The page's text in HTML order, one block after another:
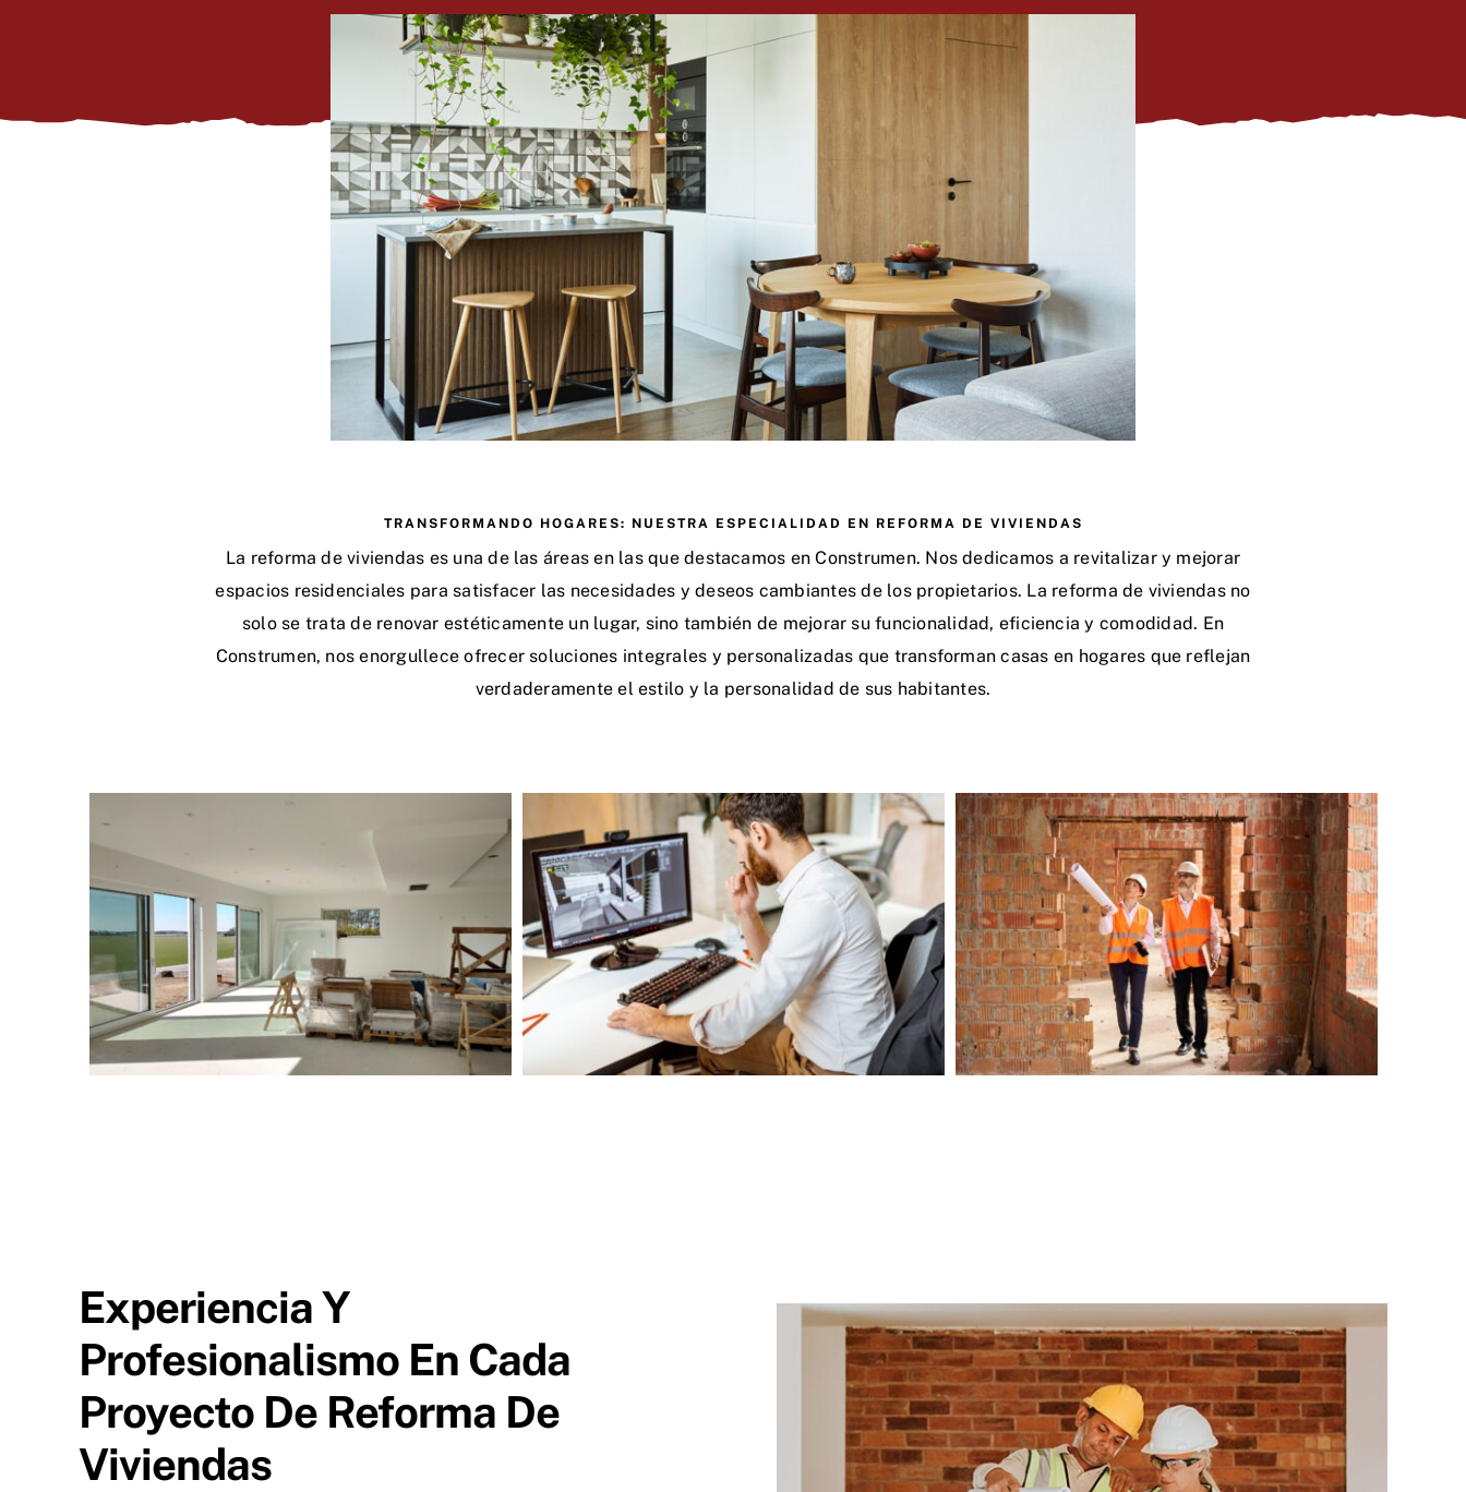
TRANSFORMANDO HOGARES: NUESTRA ESPECIALIDAD EN REFORMA DE VIVIENDAS
La reforma de viviendas es una de las áreas en las que destacamos en Construmen. Nos dedicamos a revitalizar y mejorar
espacios residenciales para satisfacer las necesidades y deseos cambiantes de los propietarios. La reforma de viviendas no
solo se trata de renovar estéticamente un lugar, sino también de mejorar su funcionalidad, eficiencia y comodidad. En
Construmen, nos enorgullece ofrecer soluciones integrales y personalizadas que transforman casas en hogares que reflejan
verdaderamente el estilo y la personalidad de sus habitantes.
Experiencia Y
Profesionalismo En Cada
Proyecto De Reforma De
Viviendas